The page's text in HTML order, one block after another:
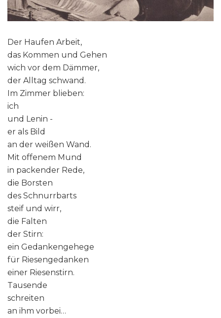
Der Haufen Arbeit,
das Kommen und Gehen
wich vor dem Dämmer,
der Alltag schwand.
Im Zimmer blieben:
ich
und Lenin -
er als Bild
an der weißen Wand.
Mit offenem Mund
in packender Rede,
die Borsten
des Schnurrbarts
steif und wirr,
die Falten
der Stirn:
ein Gedankengehege
für Riesengedanken
einer Riesenstirn.
Tausende
schreiten
an ihm vorbei…